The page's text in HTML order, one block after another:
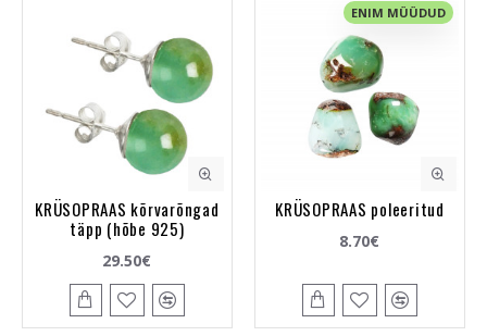
KRÜSOPRAAS kõrvarõngad
täpp (hõbe 925)
29.50€
ENIM MÜÜDUD
KRÜSOPRAAS poleeritud
8.70€